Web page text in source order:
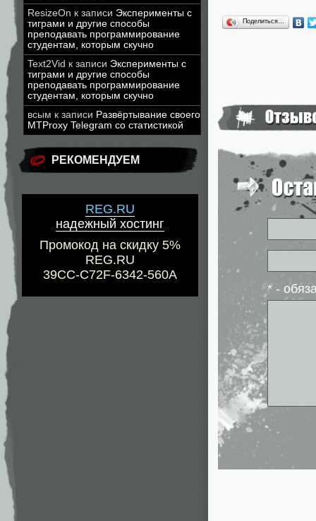
ResizeOn к записи Эксперименты с
тиграми и другие способы
преподавать программирование
студентам, которым скучно
Text2Vid к записи Эксперименты с
тиграми и другие способы
преподавать программирование
студентам, которым скучно
всым к записи Развёртывание своего
MTProxy Telegram со статистикой
РЕКОМЕНДУЕМ
REG.RU
надежный хостинг
Промокод на скидку 5%
REG.RU
39CC-C72F-6342-560A
Поделиться…
* -